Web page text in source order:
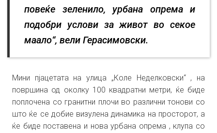
повеќе зеленило, урбана опрема и
подобри услови за живот во секое
маало“, вели Герасимовски.
Мини пјацетата на улица „Коле Неделковски“ , на
површина од околку 100 квадратни метри, ќе биде
поплочена со гранитни плочи во различни тонови со
што ќе се добие визулена динамика на просторот, а
ќе биде поставена и нова урбана опрема , клупа со